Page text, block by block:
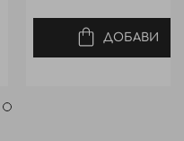
ДОБАВИ